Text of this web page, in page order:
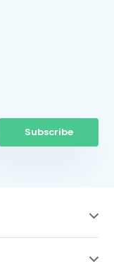
Subscribe